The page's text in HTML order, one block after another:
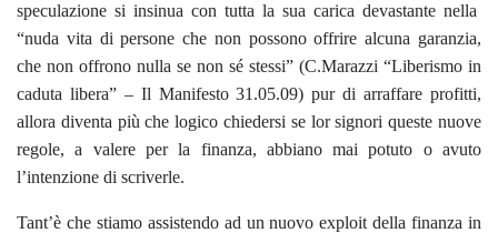
speculazione si insinua con tutta la sua carica devastante nella
“nuda vita di persone che non possono offrire alcuna garanzia,
che non offrono nulla se non sé stessi” (C.Marazzi “Liberismo in
caduta libera” – Il Manifesto 31.05.09) pur di arraffare profitti,
allora diventa più che logico chiedersi se lor signori queste nuove
regole, a valere per la finanza, abbiano mai potuto o avuto
l’intenzione di scriverle.
Tant’è che stiamo assistendo ad un nuovo exploit della finanza in